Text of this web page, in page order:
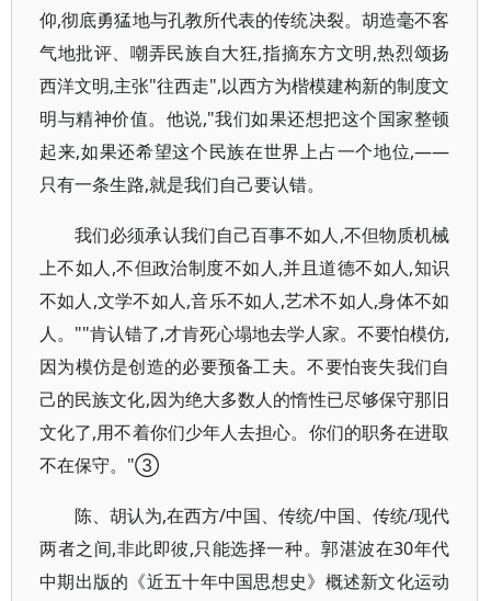
仰,彻底勇猛地与孔教所代表的传统决裂。胡造毫不客
气地批评、嘲弄民族自大狂,指摘东方文明,热烈颂扬
西洋文明,主张"往西走",以西方为楷模建构新的制度文
明与精神价值。他说,"我们如果还想把这个国家整顿
起来,如果还希望这个民族在世界上占一个地位,——
只有一条生路,就是我们自己要认错。
我们必须承认我们自己百事不如人,不但物质机械
上不如人,不但政治制度不如人,并且道德不如人,知识
不如人,文学不如人,音乐不如人,艺术不如人,身体不如
人。""肯认错了,才肯死心塌地去学人家。不要怕模仿,
因为模仿是创造的必要预备工夫。不要怕丧失我们自
己的民族文化,因为绝大多数人的惰性已尽够保守那旧
文化了,用不着你们少年人去担心。你们的职务在进取
不在保守。"③
陈、胡认为,在西方/中国、传统/中国、传统/现代
两者之间,非此即彼,只能选择一种。郭湛波在30年代
中期出版的《近五十年中国思想史》概述新文化运动